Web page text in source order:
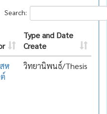
Search:
Type and Date
Create
ห
วิทยานิพนธ์/Thesis